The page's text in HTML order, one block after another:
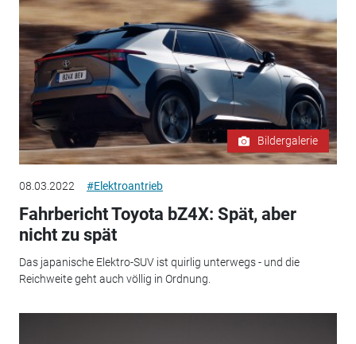
Bildergalerie
08.03.2022 #Elektroantrieb
Fahrbericht Toyota bZ4X: Spät, aber
nicht zu spät
Das japanische Elektro-SUV ist quirlig unterwegs - und die
Reichweite geht auch völlig in Ordnung.